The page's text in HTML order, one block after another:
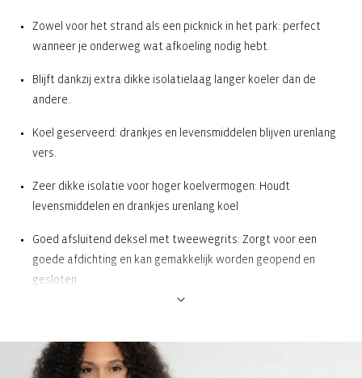
Zowel voor het strand als een picknick in het park: perfect
wanneer je onderweg wat afkoeling nodig hebt.
Blijft dankzij extra dikke isolatielaag langer koeler dan de
andere.
Koel geserveerd: drankjes en levensmiddelen blijven urenlang
vers.
Zeer dikke isolatie voor hoger koelvermogen: Houdt
levensmiddelen en drankjes urenlang koel
Goed afsluitend deksel met tweewegrits: Zorgt voor een
goede afdichting en kan gemakkelijk worden geopend en
gesloten
gewoon met een vochtige doek worden schoongemaakt